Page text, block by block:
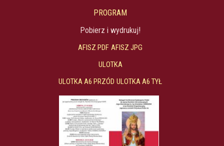
PROGRAM
Pobierz i wydrukuj!
AFISZ PDF AFISZ JPG
ULOTKA
ULOTKA A6 PRZÓD ULOTKA A6 TYŁ